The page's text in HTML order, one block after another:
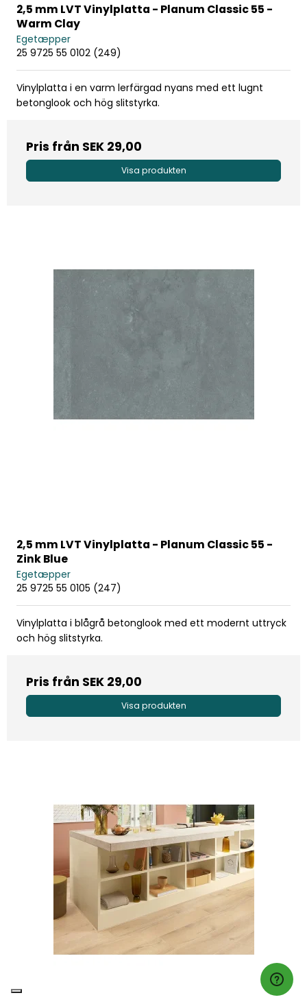
2,5 mm LVT Vinylplatta - Planum Classic 55 -
Warm Clay
Egetæpper
25 9725 55 0102 (249)
Vinylplatta i en varm lerfärgad nyans med ett lugnt
betonglook och hög slitstyrka.
Pris från SEK 29,00
Visa produkten
2,5 mm LVT Vinylplatta - Planum Classic 55 -
Zink Blue
Egetæpper
25 9725 55 0105 (247)
Vinylplatta i blågrå betonglook med ett modernt uttryck
och hög slitstyrka.
Pris från SEK 29,00
Visa produkten